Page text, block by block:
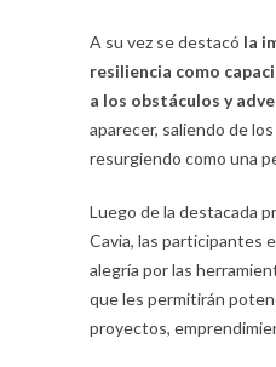
A su vez se destacó la
resiliencia como
a los obstáculos y
aparecer, saliendo de
resurgiendo como una
Luego de la destacada
Cavia, las participantes
alegría por las
que les permitirán
proyectos,